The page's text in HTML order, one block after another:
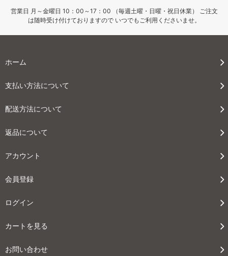
営業日 月～金曜日 10：00～17：00 （毎週土曜・日曜・祝日休業） ご注文
は随時受け付けておりますので いつでもご利用くださいませ。
ホーム
支払い方法について
配送方法について
返品について
アカウント
会員登録
ログイン
カートを見る
お問い合わせ